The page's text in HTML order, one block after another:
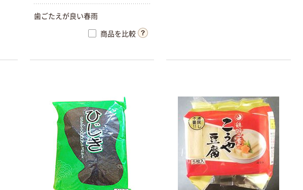
歯ごたえが良い春雨
商品を比較
ろやかりんご酢
1000ml 1セット
（8本）６倍濃
むお酢 リンゴ
うどん
￥2,524~
（税込）